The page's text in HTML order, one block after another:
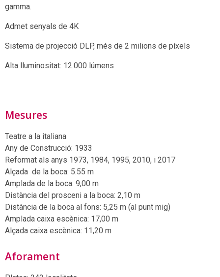
gamma.
Admet senyals de 4K
Sistema de projecció DLP, més de 2 milions de píxels
Alta lluminositat: 12.000 lúmens
Mesures
Teatre a la italiana
Any de Construcció: 1933
Reformat als anys 1973, 1984, 1995, 2010, i 2017
Alçada de la boca: 5.55 m
Amplada de la boca: 9,00 m
Distància del prosceni a la boca: 2,10 m
Distància de la boca al fons: 5,25 m (al punt mig)
Amplada caixa escènica: 17,00 m
Alçada caixa escènica: 11,20 m
Aforament